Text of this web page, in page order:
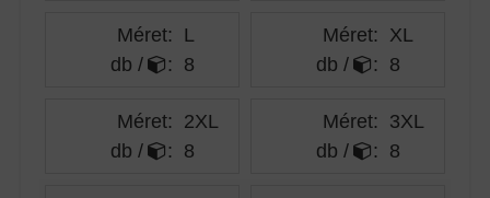
Méret: L
db /
: 8
Méret: XL
db /
: 8
Méret: 2XL
db /
: 8
Méret: 3XL
db /
: 8